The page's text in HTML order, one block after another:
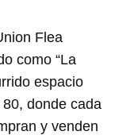
Flea
como “La
espacio
donde cada
y venden